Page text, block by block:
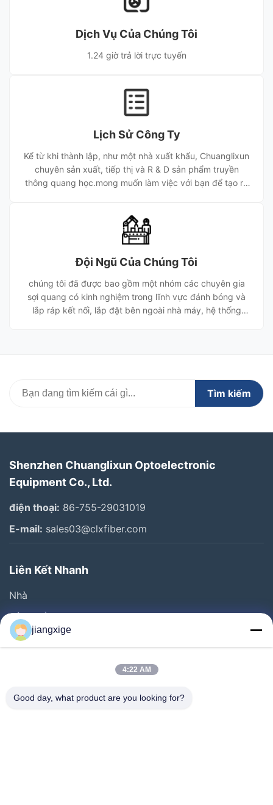
khách hàng toàn cầu các thiết bị hiệu suất cao và các
qua chất lượng đáng tin cậy và dịch vụ hiệu quả.
Dịch Vụ Của Chúng Tôi
1.24 giờ trả lời trực tuyến
Lịch Sử Công Ty
Kể từ khi thành lập, như một nhà xuất khẩu, Chuanglixun
chuyên sản xuất, tiếp thị và R & D sản phẩm truyền
thông quang học.mong muốn làm việc với bạn để tạo ra
Đội Ngũ Của Chúng Tôi
chúng tôi đã được bao gồm một nhóm các chuyên gia
sợi quang có kinh nghiệm trong lĩnh vực đánh bóng và
lắp ráp kết nối, lắp đặt bên ngoài nhà máy, hệ thống
Tìm kiếm
Shenzhen Chuanglixun Optoelectronic
Equipment Co., Ltd.
điện thoại: 86-755-29031019
E-mail: sales03@clxfiber.com
Liên Kết Nhanh
Nhà
Sản Phẩm
Về Chúng Tôi
Liên Hệ Với Chúng Tôi
jiangxige
4:22 AM
Good day, what product are you looking for?